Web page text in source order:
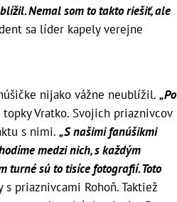
Nemal som to takto riešiť, ale
sa líder kapely verejne
nijako vážne neublížil. „Po
Vratko. Svojich priaznivcov
s nimi. „S našimi fanúšikmi
medzi nich, s každým
turné sú to tisíce fotografií. Toto
s priaznivcami Rohoň. Taktiež